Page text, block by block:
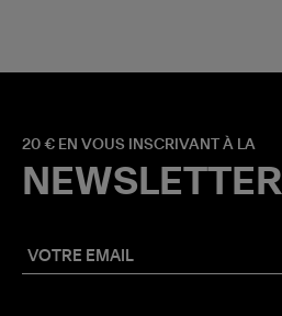
20 € EN VOUS INSCRIVANT À LA
NEWSLETTER